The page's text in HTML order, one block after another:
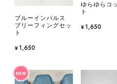
ブルーインパルス
ブリーフィングセッ
ト
¥1,650
ゆらゆらコ
ト
¥1,650